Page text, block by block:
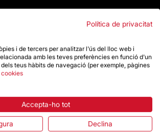
de compra
Política de privacitat
i de tercers per analitzar l'ús del lloc web i
amb les teves preferències en funció d'un
teus hàbits de navegació (per exemple, pàgines
Accepta-ho tot
Declina